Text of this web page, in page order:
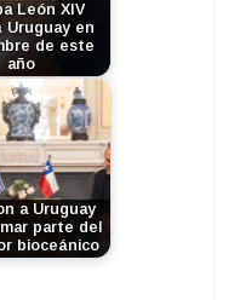
León XIV
Uruguay en
de este
año
a Uruguay
parte del
bioceánico